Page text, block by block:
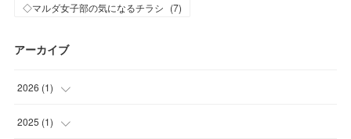
◇マルダ女子部の気になるチラシ (7)
アーカイブ
2026 (1)
( )
2025 (1)